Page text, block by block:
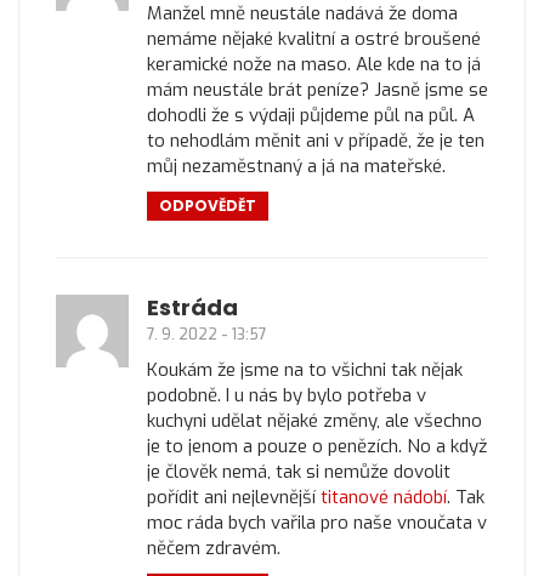
Manžel mně neustále nadává že doma
nemáme nějaké kvalitní a ostré broušené
keramické nože na maso. Ale kde na to já
mám neustále brát peníze? Jasně jsme se
dohodli že s výdaji půjdeme půl na půl. A
to nehodlám měnit ani v případě, že je ten
můj nezaměstnaný a já na mateřské.
ODPOVĚDĚT
Estráda
7. 9. 2022 - 13:57
Koukám že jsme na to všichni tak nějak
podobně. I u nás by bylo potřeba v
kuchyni udělat nějaké změny, ale všechno
je to jenom a pouze o penězích. No a když
je člověk nemá, tak si nemůže dovolit
pořídit ani nejlevnější titanové nádobí. Tak
moc ráda bych vařila pro naše vnoučata v
něčem zdravém.